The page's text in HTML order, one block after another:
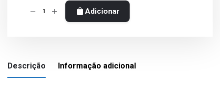
Quantidade
Ultra
Power
Adicionar
Descrição Informação adicional